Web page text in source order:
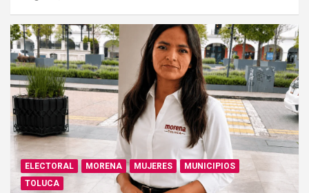
ELECTORAL MORENA MUJERES
MUNICIPIOS
TOLUCA